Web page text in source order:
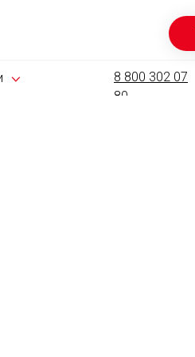
8 800 302 07
80